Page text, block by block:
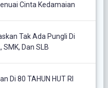
Cinta Kedamaian
Tak Ada Pungli Di
Dan SLB
Di 80 TAHUN HUT RI